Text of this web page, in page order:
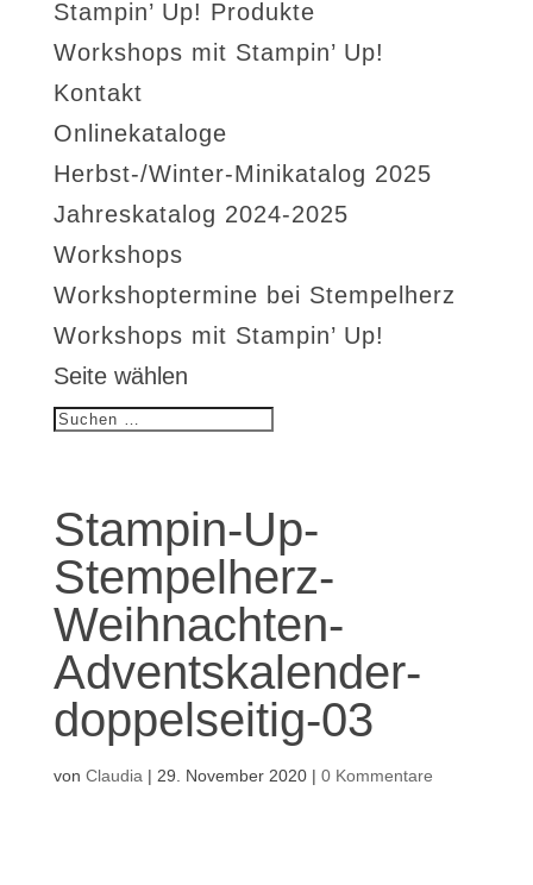
Stampin’ Up! Produkte
Workshops mit Stampin’ Up!
Kontakt
Onlinekataloge
Herbst-/Winter-Minikatalog 2025
Jahreskatalog 2024-2025
Workshops
Workshoptermine bei Stempelherz
Workshops mit Stampin’ Up!
Seite wählen
Stampin-Up-
Stempelherz-
Weihnachten-
Adventskalender-
doppelseitig-03
von Claudia | 29. November 2020| 0 Kommentare